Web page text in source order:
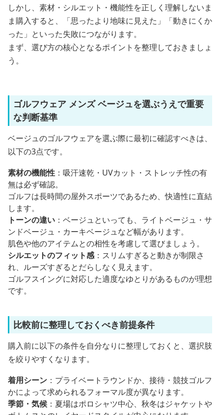
しかし、素材・シルエット・機能性を正しく理解しないま
ま購入すると、「思ったより地味に見えた」「動きにくか
った」といった失敗につながります。
まず、選び方の核心となるポイントを整理しておきましょ
う。
ゴルフウェア メンズ ベージュを選ぶうえで重要
な判断基準
ベージュのゴルフウェアを選ぶ際に最初に確認すべきは、
以下の3点です。
素材の機能性 ：吸汗速乾・UVカット・ストレッチ性の有
無は必ず確認。
ゴルフは長時間の屋外スポーツであるため、快適性に直結
します。
トーンの違い ：ベージュといっても、ライトベージュ・サ
ンドベージュ・カーキベージュなど幅があります。
肌色や他のアイテムとの相性を考慮して選びましょう。
シルエットのフィット感：スリムすぎると動きが制限さ
れ、ルーズすぎるとだらしなく見えます。
ゴルフスイングに対応した適度なゆとりがあるものが理想
です。
比較前に整理しておくべき前提条件
購入前に以下の条件を自分なりに整理しておくと、選択肢
を絞りやすくなります。
着用シーン ：プライベートラウンドか、接待・競技ゴルフ
かによって求められるフォーマル度が異なります。
季節・気候 ：夏場はポロシャツ中心、秋冬はジャケットや